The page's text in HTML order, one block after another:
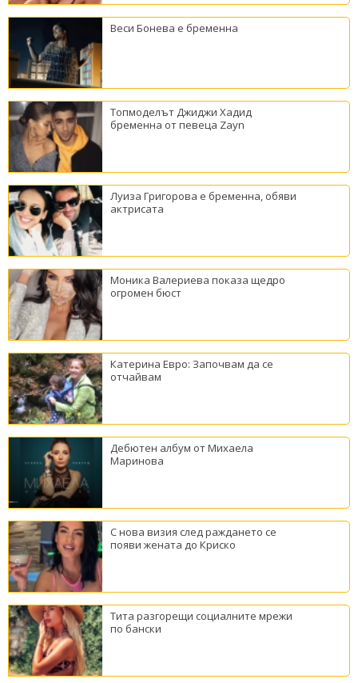
Веси Бонева е бременна
Топмоделът Джиджи Хадид
бременна от певеца Zayn
Луиза Григорова е бременна, обяви
актрисата
Моника Валериева показа щедро
огромен бюст
Катерина Евро: Започвам да се
отчайвам
Дебютен албум от Михаела
Маринова
С нова визия след раждането се
появи жената до Криско
Тита разгорещи социалните мрежи
по бански